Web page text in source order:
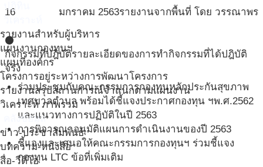
ปฎิทิน
รายงานสำหรับผู้บริหาร
แผนงานกองทุนฯ
แผนที่องค์กร
โครงการอยู่ระหว่างการพัฒนาโครงการ
รายงานสรุปสถานการณ์จำแนกตามแผนงาน
วิเคราะห์ ภาพรวม
คลังข้อมูล
ข่าว-ประชาสัมพันธ์
บทความ-หนังสือ
สื่อ-วีดีโอ
16 มกราคม 2563รายงานจากพื้นที่ โดย วรรณาพร
circle
กิจกรรมที่ปฎิบัติรายละเอียดของการทำกิจกรรมที่ได้ปฎิบัติ
จริง
ร่วมประชุมกับคณะกรรมการกองทุนหลักประกันสุขภาพ
เทศบาลตำบล พร้อมได้ชี้แจงประกาศกองทุน ฯพ.ศ.2562
และแนวทางการปฏิบัติในปี 2563
การพิจารณาอนุมัติแผนการดำเนินงานของปี 2563
ชี้แจงและเสนอให้คณะกรรมการกองทุนฯ ร่วมชี้แจง
กองทุน LTC ข้อที่เพิ่มเติม